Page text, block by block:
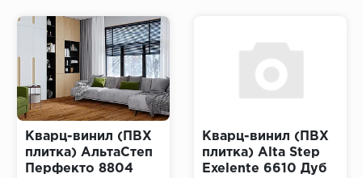
Кварц-винил (ПВХ
плитка) АльтаСтеп
Перфекто 8804
Кварц-винил (ПВХ
плитка) Alta Step
Exelente 6610 Дуб